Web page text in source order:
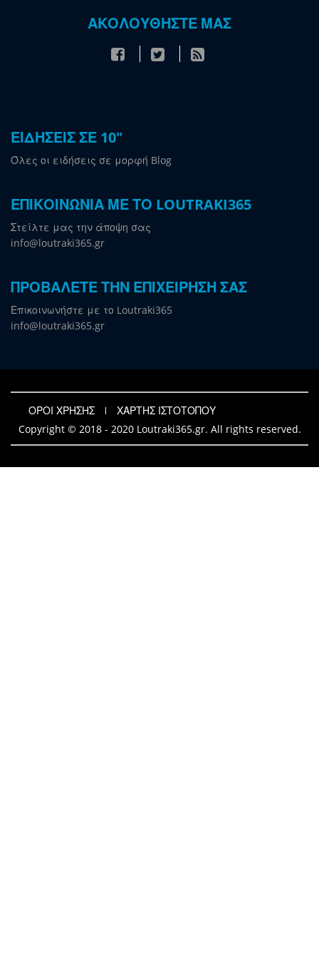
ΑΚΟΛΟΥΘΗΣΤΕ ΜΑΣ
ΕΙΔΗΣΕΙΣ ΣΕ 10"
Όλες οι ειδήσεις σε μορφή Blog
ΕΠΙΚΟΙΝΩΝΙΑ ΜΕ ΤΟ LOUTRAKI365
Στείλτε μας την άποψη σας
info@loutraki365.gr
ΠΡΟΒΑΛΕΤΕ ΤΗΝ ΕΠΙΧΕΙΡΗΣΗ ΣΑΣ
Επικοινωνήστε με το Loutraki365
info@loutraki365.gr
ΟΡΟΙ ΧΡΗΣΗΣ
ΧΑΡΤΗΣ ΙΣΤΟΤΟΠΟΥ
Copyright © 2018 - 2020 Loutraki365.gr. All rights reserved.